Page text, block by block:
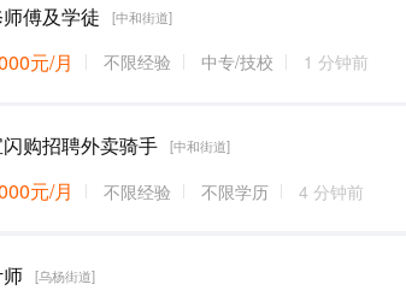
傅及学徒 [中和街道]
元/月 不限经验 中专/技校 1 分钟前
购招聘外卖骑手 [中和街道]
元/月 不限经验 不限学历 4 分钟前
[乌杨街道]